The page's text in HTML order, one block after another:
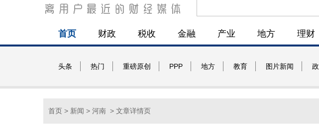
首页 财政 税收 金融 产业 地方 理财
头条 热门 重磅原创 PPP 地方 教育 图片新闻
首页 > 新闻 > 河南 > 文章详情页